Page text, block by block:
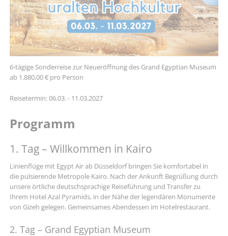
6-tägige Sonderreise zur Neueröffnung des Grand Egyptian Museum
ab 1.880,00 € pro Person
Reisetermin: 06.03. - 11.03.2027
Programm
1. Tag – Willkommen in Kairo
Linienflüge mit Egypt Air ab Düsseldorf bringen Sie komfortabel in
die pulsierende Metropole Kairo. Nach der Ankunft Begrüßung durch
unsere örtliche deutschsprachige Reiseführung und Transfer zu
Ihrem Hotel Azal Pyramids, in der Nähe der legendären Monumente
von Gizeh gelegen. Gemeinsames Abendessen im Hotelrestaurant.
2. Tag – Grand Egyptian Museum